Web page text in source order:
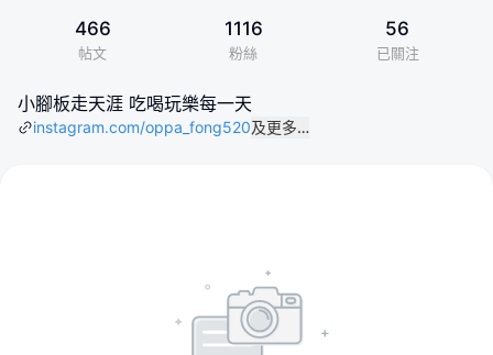
466
帖文
1116
粉絲
56
已關注
小腳板走天涯 吃喝玩樂每一天
instagram.com/oppa_fong520及更多…